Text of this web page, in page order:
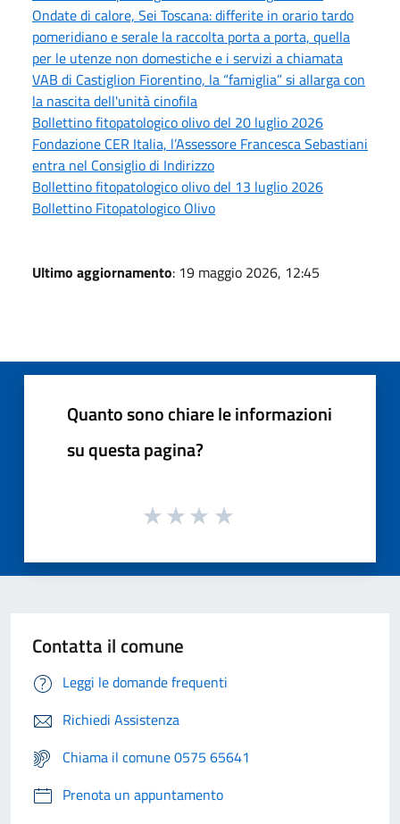
Ondate di calore, Sei Toscana: differite in orario tardo
pomeridiano e serale la raccolta porta a porta, quella
per le utenze non domestiche e i servizi a chiamata
VAB di Castiglion Fiorentino, la “famiglia” si allarga con
la nascita dell'unità cinofila
Bollettino fitopatologico olivo del 20 luglio 2026
Fondazione CER Italia, l’Assessore Francesca Sebastiani
entra nel Consiglio di Indirizzo
Bollettino fitopatologico olivo del 13 luglio 2026
Bollettino Fitopatologico Olivo
Ultimo aggiornamento: 19 maggio 2026, 12:45
Quanto sono chiare le informazioni
su questa pagina?
Contatta il comune
Leggi le domande frequenti
Richiedi Assistenza
Chiama il comune 0575 65641
Prenota un appuntamento